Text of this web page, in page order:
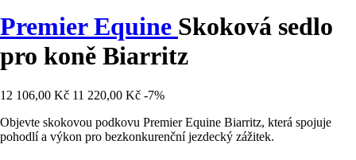
Premier Equine Skoková sedlo
pro koně Biarritz
12 106,00 Kč 11 220,00 Kč -7%
Objevte skokovou podkovu Premier Equine Biarritz, která spojuje
pohodlí a výkon pro bezkonkurenční jezdecký zážitek.